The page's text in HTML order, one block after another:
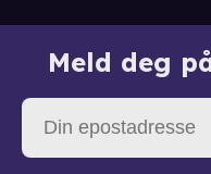
Meld deg